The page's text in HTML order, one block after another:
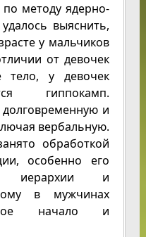
методу ядерно-
выяснить,
у мальчиков
от девочек
тело, у девочек
гиппокамп.
и
вербальную.
обработкой
особенно его
иерархии и
в мужчинах
начало и